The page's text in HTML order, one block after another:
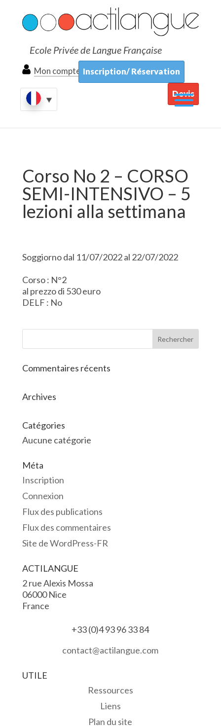
Ecole Privée de Langue Française
Mon compte Inscription/ Réservation
Devis
Corso No 2 – CORSO
SEMI-INTENSIVO – 5
lezioni alla settimana
Soggiorno dal 11/07/2022 al 22/07/2022
Corso : N°2
al prezzo di 530 euro
DELF : No
Commentaires récents
Archives
Catégories
Aucune catégorie
Méta
Inscription
Connexion
Flux des publications
Flux des commentaires
Site de WordPress-FR
ACTILANGUE
2 rue Alexis Mossa
06000 Nice
France
+33 (0)4 93 96 33 84
contact@actilangue.com
UTILE
Ressources
Liens
Plan du site